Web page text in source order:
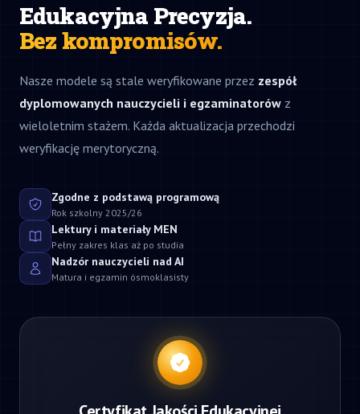
Edukacyjna Precyzja.
Bez kompromisów.
Nasze modele są stale weryfikowane przez zespół
dyplomowanych nauczycieli i egzaminatorów z
wieloletnim stażem. Każda aktualizacja przechodzi
weryfikację merytoryczną.
Zgodne z podstawą programową
Rok szkolny 2025/26
Lektury i materiały MEN
Pełny zakres klas aż po studia
Nadzór nauczycieli nad AI
Matura i egzamin ósmoklasisty